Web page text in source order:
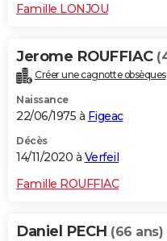
Famille LONJOU
Jerome ROUFFIAC
Créer une cagnotte obsèques
Naissance
22/06/1975 à Figeac
Décès
14/11/2020 à Verfeil
Famille ROUFFIAC
Daniel PECH (66 ans)